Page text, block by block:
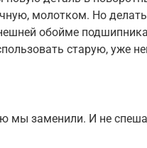
молотком. Но
обойме
старую, уже
мы заменили. И не